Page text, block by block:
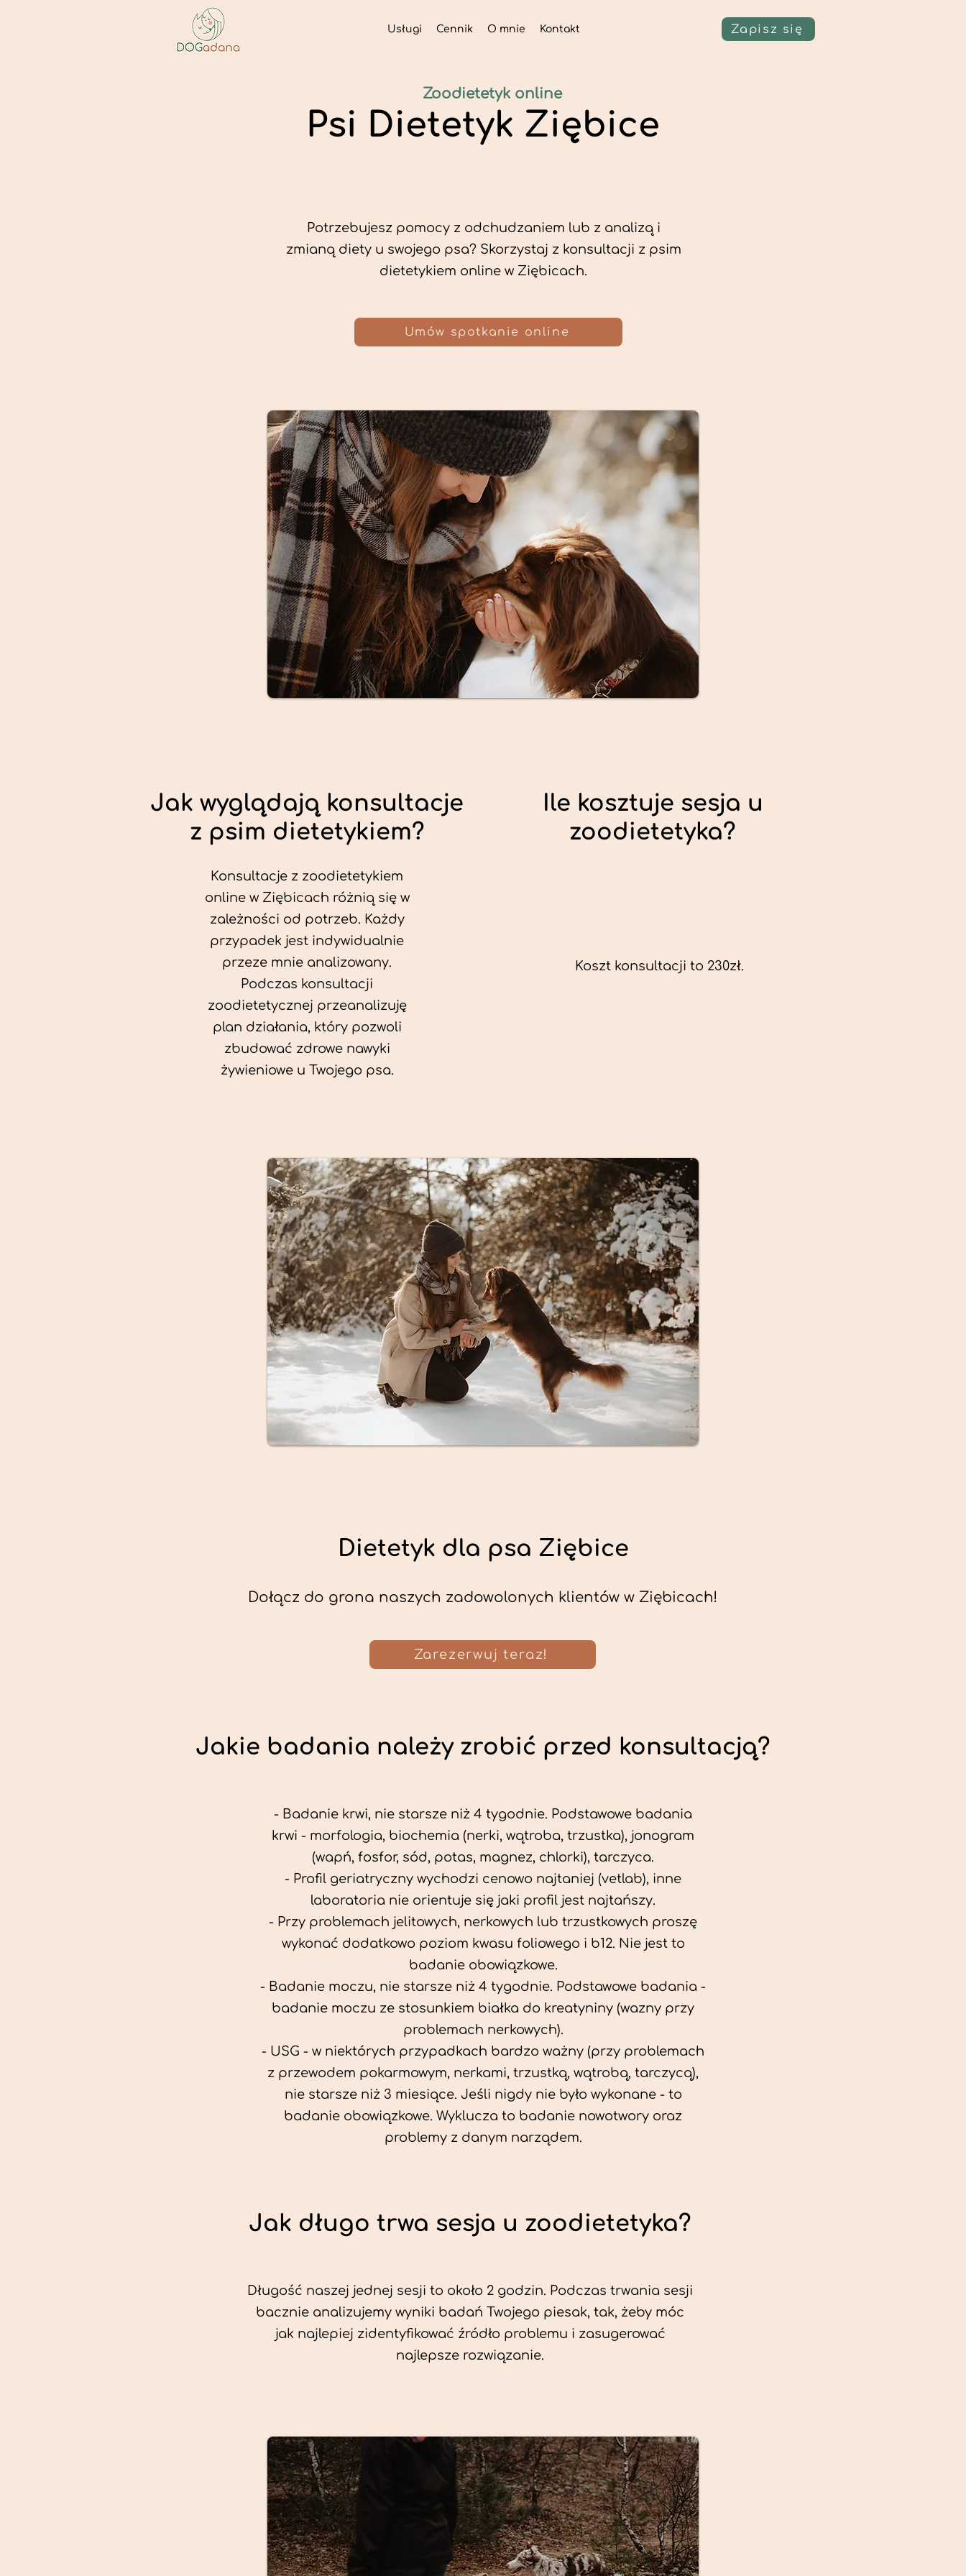
Usługi Cennik O mnie Kontakt Zapisz się
Psi Dietetyk Ziębice
Potrzebujesz pomocy z odchudzaniem lub z analizą i
zmianą diety u swojego psa? Skorzystaj z konsultacji z psim
dietetykiem online w Ziębicach.
Zoodietetyk online
Umów spotkanie online
Jak wyglądają konsultacje
z psim dietetykiem?
Konsultacje z zoodietetykiem
online w Ziębicach różnią się w
zależności od potrzeb. Każdy
przypadek jest indywidualnie
przeze mnie analizowany.
Podczas konsultacji
zoodietetycznej przeanalizuję
plan działania, który pozwoli
zbudować zdrowe nawyki
żywieniowe u Twojego psa.
Ile kosztuje sesja u
zoodietetyka?
Koszt konsultacji to 230zł.
Dietetyk dla psa Ziębice
Dołącz do grona naszych zadowolonych klientów w Ziębicach!
Zarezerwuj teraz!
Jakie badania należy zrobić przed konsultacją?
- Badanie krwi, nie starsze niż 4 tygodnie. Podstawowe badania
krwi - morfologia, biochemia (nerki, wątroba, trzustka), jonogram
(wapń, fosfor, sód, potas, magnez, chlorki), tarczyca.
- Profil geriatryczny wychodzi cenowo najtaniej (vetlab), inne
laboratoria nie orientuje się jaki profil jest najtańszy.
- Przy problemach jelitowych, nerkowych lub trzustkowych proszę
wykonać dodatkowo poziom kwasu foliowego i b12. Nie jest to
badanie obowiązkowe.
- Badanie moczu, nie starsze niż 4 tygodnie. Podstawowe badania -
badanie moczu ze stosunkiem białka do kreatyniny (wazny przy
problemach nerkowych).
- USG - w niektórych przypadkach bardzo ważny (przy problemach
z przewodem pokarmowym, nerkami, trzustką, wątrobą, tarczycą),
nie starsze niż 3 miesiące. Jeśli nigdy nie było wykonane - to
badanie obowiązkowe. Wyklucza to badanie nowotwory oraz
problemy z danym narządem.
Jak długo trwa sesja u zoodietetyka?
Długość naszej jednej sesji to około 2 godzin. Podczas trwania sesji
bacznie analizujemy wyniki badań Twojego piesak, tak, żeby móc
jak najlepiej zidentyfikować źródło problemu i zasugerować
najlepsze rozwiązanie.